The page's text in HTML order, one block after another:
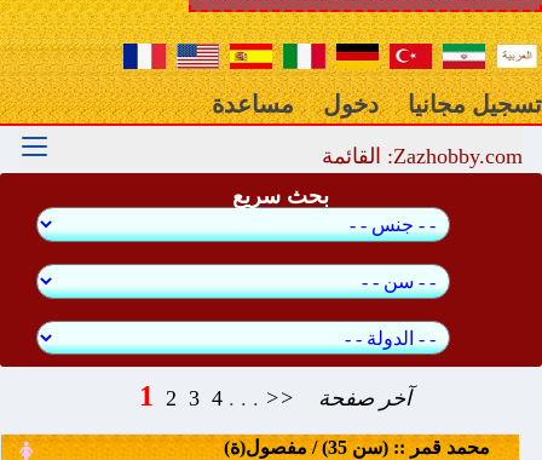
تسجيل مجانيا | دخول | مساعدة
Zazhobby.com: القائمة
بحث سريع
1 2 3 4. . . >> آخر صفحة
محمد قمر :: (سن 35) / مفصول(ة)